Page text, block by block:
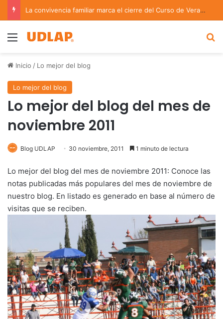
La convivencia familiar marca el cierre del Curso de Verano de Escuelas Aztecas
Menu
Inicio / Lo mejor del blog
Lo mejor del blog
Lo mejor del blog del mes de
noviembre 2011
Blog UDLAP 30 noviembre, 2011 1 minuto de lectura
Lo mejor del blog del mes de noviembre 2011: Conoce las
notas publicadas más populares del mes de noviembre de
nuestro blog. En listado es generado en base al número de
visitas que se reciben.